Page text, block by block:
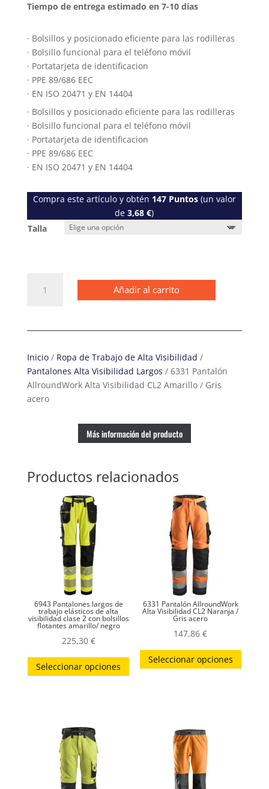
Tiempo de entrega estimado en 7-10 días
· Bolsillos y posicionado eficiente para las rodilleras
· Bolsillo funcional para el teléfono móvil
· Portatarjeta de identificacion
· PPE 89/686 EEC
· EN ISO 20471 y EN 14404
· Bolsillos y posicionado eficiente para las rodilleras
· Bolsillo funcional para el teléfono móvil
· Portatarjeta de identificacion
· PPE 89/686 EEC
· EN ISO 20471 y EN 14404
Compra este artículo y obtén 147Puntos(un valor
de3,68€)
Talla
Pantalón
Amarillo
/
Gris
acero
Añadir al carrito
Inicio/ Ropa de Trabajo de Alta Visibilidad /
Pantalones Alta Visibilidad Largos / 6331 Pantalón
AllroundWork Alta Visibilidad CL2 Amarillo / Gris
acero
Más información del producto
Productos relacionados
6943 Pantalones largos de
trabajo elásticos de alta
visibilidad clase 2 con bolsillos
flotantes amarillo/ negro
225,30 €
Seleccionar opciones
Este
producto
6331 Pantalón AllroundWork
Alta Visibilidad CL2 Naranja /
Gris acero
147,86€
Seleccionar opciones
Este